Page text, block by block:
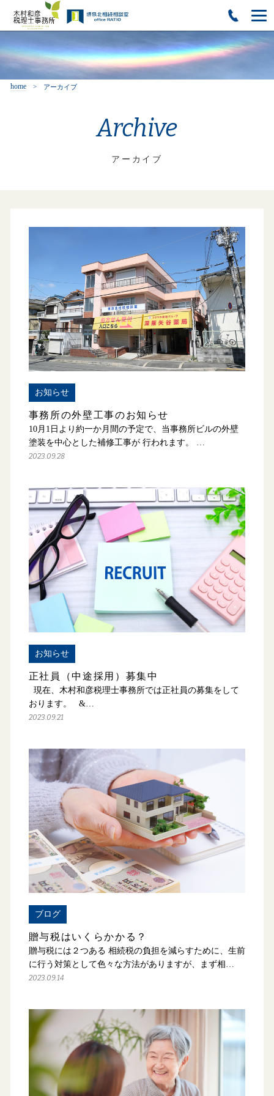
home アーカイブ
Archive
アーカイブ
お知らせ
事務所の外壁工事のお知らせ
10月1日より約一か月間の予定で、当事務所ビルの外壁
塗装を中心とした補修工事が 行われます。 …
2023.09.28
お知らせ
正社員（中途採用）募集中
現在、木村和彦税理士事務所では正社員の募集をして
おります。 &…
2023.09.21
ブログ
贈与税はいくらかかる？
贈与税には２つある 相続税の負担を減らすために、生前
に行う対策として色々な方法がありますが、まず相…
2023.09.14